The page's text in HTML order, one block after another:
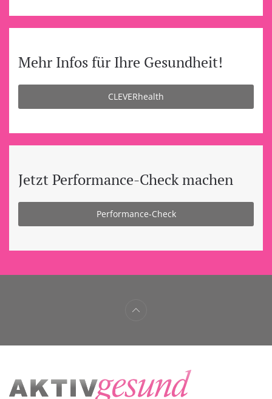
Mehr Infos für Ihre Gesundheit!
CLEVERhealth
Jetzt Performance-Check machen
Performance-Check